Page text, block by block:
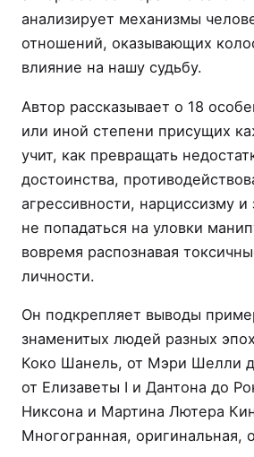
анализирует механизмы
отношений, оказывающих
влияние на нашу судьбу.
Автор рассказывает о 18
или иной степени присущих
учит, как превращать
достоинства,
агрессивности, нарциссизму и
не попадаться на уловки
вовремя распознавая
личности.
Он подкрепляет выводы
знаменитых людей разных
Коко Шанель, от Мэри Шелли
от Елизаветы I и Дантона до
Никсона и Мартина Лютера
Многогранная, оригинальная,